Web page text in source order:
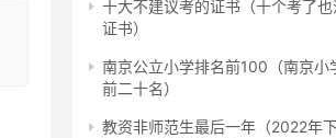
十大不建议考的证书（十个考了也
证书）
南京公立小学排名前100（南京小
前二十名）
教资非师范生最后一年（2022年